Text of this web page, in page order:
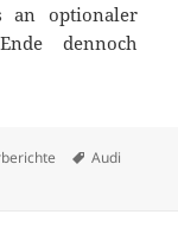
an optionaler
dennoch
Schlagwörter
Audi